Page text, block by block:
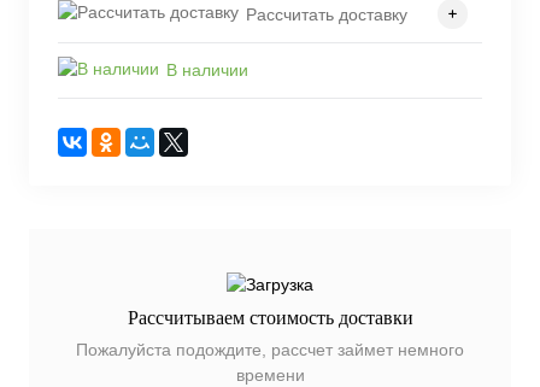
Рассчитать доставку
В наличии
Рассчитываем стоимость доставки
Пожалуйста подождите, рассчет займет немного
времени